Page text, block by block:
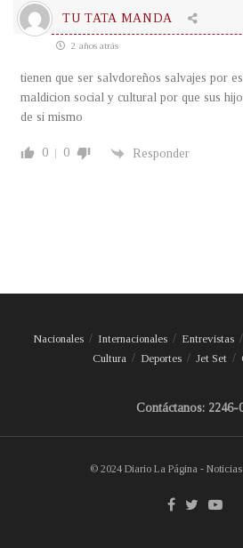
TU TATA MANDA
2 años atrás
tienen que ser salvdoreños salvajes por
maldicion social y cultural por que sus
de si mismo
0 0 Responder
Nacionales Internacionales Entrevistas
Cultura
Deportes Jet Set
Contáctanos: 2246-
© 2024 Diario La Página -